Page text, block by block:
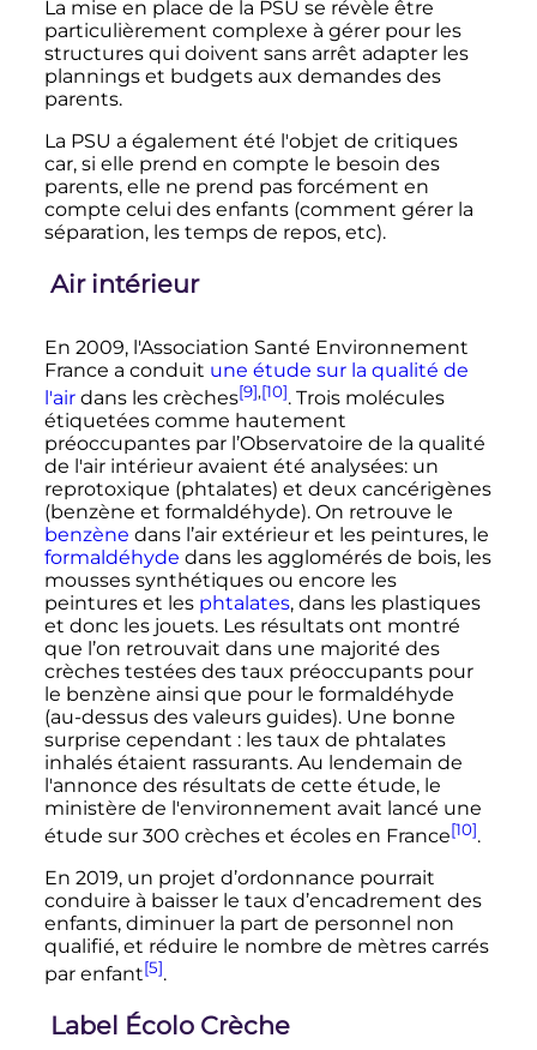
La mise en place de la PSU se révèle être
particulièrement complexe à gérer pour les
structures qui doivent sans arrêt adapter les
plannings et budgets aux demandes des
parents.
La PSU a également été l'objet de critiques
car, si elle prend en compte le besoin des
parents, elle ne prend pas forcément en
compte celui des enfants (comment gérer la
séparation, les temps de repos, etc).
Air intérieur
En 2009, l'Association Santé Environnement
France a conduit une étude sur la qualité de
l'airdans les crèches[9],[10]. Trois molécules
étiquetées comme hautement
préoccupantes par l’Observatoire de la qualité
de l'air intérieur avaient été analysées: un
reprotoxique (phtalates) et deux cancérigènes
(benzène et formaldéhyde). On retrouve le
benzène dans l’air extérieur et les peintures, le
formaldéhyde dans les agglomérés de bois, les
mousses synthétiques ou encore les
peintures et les phtalates, dans les plastiques
et donc les jouets. Les résultats ont montré
que l’on retrouvait dans une majorité des
crèches testées des taux préoccupants pour
le benzène ainsi que pour le formaldéhyde
(au-dessus des valeurs guides). Une bonne
surprise cependant : les taux de phtalates
inhalés étaient rassurants. Au lendemain de
l'annonce des résultats de cette étude, le
ministère de l'environnement avait lancé une
étude sur 300 crèches et écoles en France[10].
En 2019, un projet d’ordonnance pourrait
conduire à baisser le taux d’encadrement des
enfants, diminuer la part de personnel non
qualifié, et réduire le nombre de mètres carrés
par enfant[5].
Label Écolo Crèche